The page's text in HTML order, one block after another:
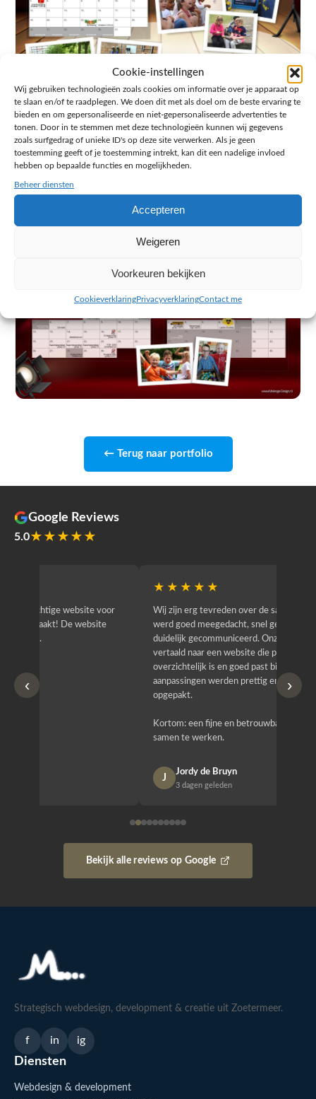
Cookie-instellingen
Wij gebruiken technologieën zoals cookies om informatie over je apparaat op
te slaan en/of te raadplegen. We doen dit met als doel om de beste ervaring te
bieden en om gepersonaliseerde en niet-gepersonaliseerde advertenties te
tonen. Door in te stemmen met deze technologieën kunnen wij gegevens
zoals surfgedrag of unieke ID's op deze site verwerken. Als je geen
toestemming geeft of je toestemming intrekt, kan dit een nadelige invloed
hebben op bepaalde functies en mogelijkheden.
Beheer diensten
Accepteren
Weigeren
Voorkeuren bekijken
CookieverklaringPrivacyverklaringContact me
← Terug naar portfolio
Google Reviews
5.0★★★★★
‹
Wij zijn erg tevreden over de samenwerking. Er
werd goed meegedacht, snel geschakeld en
duidelijk gecommuniceerd. Onze wensen zijn
vertaald naar een website die professioneel oogt,
overzichtelijk is en goed past bij wie wij zijn. Ook
aanpassingen werden prettig en zorgvuldig
Kortom: een fijne en betrouwbare partij om mee
›
Bekijk alle reviews op Google
Strategisch webdesign, development & creatie uit Zoetermeer.
f in ig
Diensten
Webdesign & development